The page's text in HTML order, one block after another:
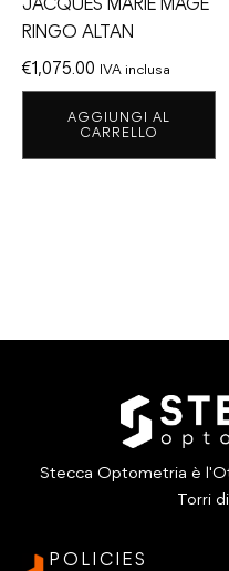
RINGO ALTAN
€1,075.00 IVA inclusa
AGGIUNGI AL
CARRELLO
Stecca Optometria è
Torri
POLICIES